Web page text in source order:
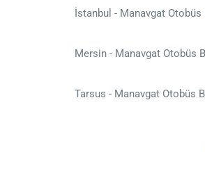
İstanbul - Manavgat Otobüs
Mersin - Manavgat Otobüs
Tarsus - Manavgat Otobüs